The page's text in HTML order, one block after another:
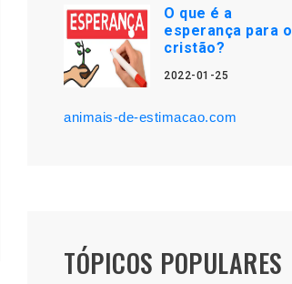
O que é a
esperança para o
cristão?
2022-01-25
animais-de-estimacao.com
TÓPICOS POPULARES